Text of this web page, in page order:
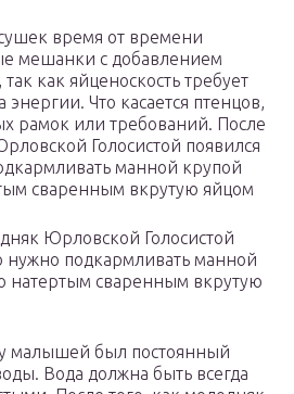
время от времени
мешанки с добавлением
как яйценоскость требует
Что касается птенцов,
рамок или требований. После
Голосистой появился
манной крупой
сваренным вкрутую яйцом
Юрловской Голосистой
нужно подкармливать манной
натертым сваренным вкрутую
малышей был постоянный
Вода должна быть всегда